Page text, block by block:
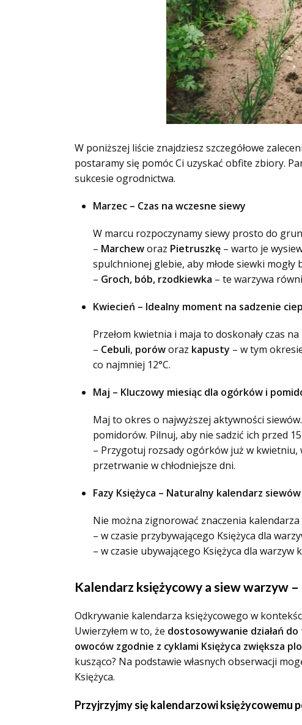
W poniższej liście znajdziesz szczegółowe
postaramy się pomóc Ci uzyskać obfite zbiory.
sukcesie ogrodnictwa.
Marzec – Czas na wczesne siewy
W marcu rozpoczynamy siewy prosto do
– Marcheworaz Pietruszkę – warto je
spulchnionej glebie, aby młode siewki mogły
– Groch, bób, rzodkiewka – te warzywa
Kwiecień – Idealny moment na sadzenie
Przełom kwietnia i maja to doskonały czas na
– Cebuli, poróworaz kapusty – w tym
co najmniej 12°C.
Maj – Kluczowy miesiąc dla ogórków i
Maj to okres o najwyższej aktywności
pomidorów. Pilnuj, aby nie sadzić ich przed
– Przygotuj rozsady ogórków już w kwietniu,
przetrwanie w chłodniejsze dni.
Fazy Księżyca – Naturalny kalendarz siewów
Nie można zignorować znaczenia kalendarza
– w czasie przybywającego Księżyca dla
– w czasie ubywającego Księżyca dla
Kalendarz księżycowy a siew warzyw
Odkrywanie kalendarza księżycowego w
Uwierzyłem w to, że dostosowywanie działań do
owoców zgodnie z cyklami Księżyca zwiększa
kusząco? Na podstawie własnych obserwacji
Księżyca.
Przyjrzyjmy się kalendarzowi księżycowemu